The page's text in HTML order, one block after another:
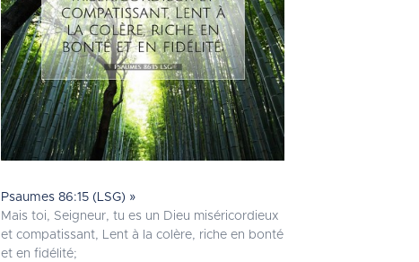
Psaumes 86:15 (LSG) »
Mais toi, Seigneur, tu es un Dieu miséricordieux
et compatissant, Lent à la colère, riche en bonté
et en fidélité;